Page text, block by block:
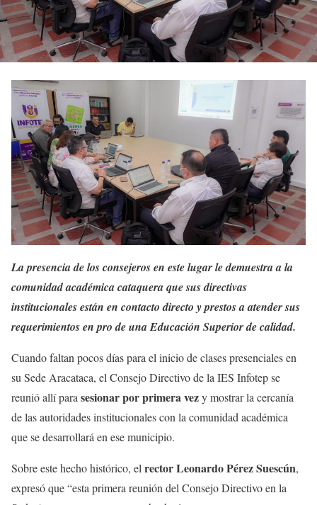
La presencia de los consejeros en este lugar le demuestra a la
comunidad académica cataquera que sus directivas
institucionales están en contacto directo y prestos a atender sus
requerimientos en pro de una Educación Superior de calidad.
Cuando faltan pocos días para el inicio de clases presenciales en
su Sede Aracataca, el Consejo Directivo de la IES Infotep se
reunió allí para sesionar por primera vezy mostrar la cercanía
de las autoridades institucionales con la comunidad académica
que se desarrollará en ese municipio.
Sobre este hecho histórico, el rector Leonardo Pérez Suescún,
expresó que “esta primera reunión del Consejo Directivo en la